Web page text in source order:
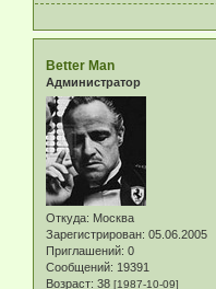
Better Man
Администратор
Откуда: Москва
Зарегистрирован: 05.06.2005
Приглашений: 0
Сообщений: 19391
Возраст: 38 [1987-10-09]